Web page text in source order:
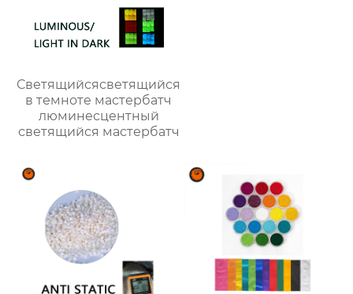
Светящийсясветящийся
в темноте мастербатч
люминесцентный
светящийся мастербатч